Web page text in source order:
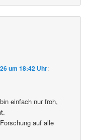
um 18:42 Uhr:
einfach nur froh,
auf alle